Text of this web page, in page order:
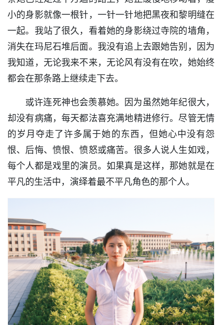
小的身影就像一根针，一针一针地把黑夜和黎明缝在
一起。我站了很久，看着她的身影绕过寺院的墙角，
消失在玛尼石堆后面。我没有追上去跟她告别，因为
我知道，无论我来不来，无论风有没有在吹，她始终
都会在那条路上继续走下去。
或许连死神也会羡慕她。因为虽然她年纪很大，
却没有病痛，每天都法喜充满地精进修行。尽管无情
的岁月夺走了许多属于她的东西，但她心中没有怨
恨、后悔、愤恨、愤怒或痛苦。很多人说人生如戏，
每个人都是戏里的演员。如果真是这样，那她就是在
平凡的生活中，演绎着最不平凡角色的那个人。